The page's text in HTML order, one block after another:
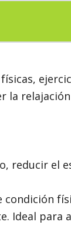
reducir el
condición
para